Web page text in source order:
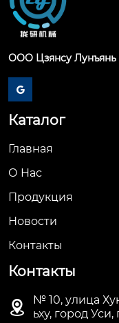
ООО Цзянсу

Каталог
Главная
О Hас
Продукция
Новости
Контакты
Контакты

№ 10, улица
ьху, город